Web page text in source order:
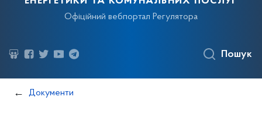
Офіційний вебпортал Регулятора
Пошук
Документи